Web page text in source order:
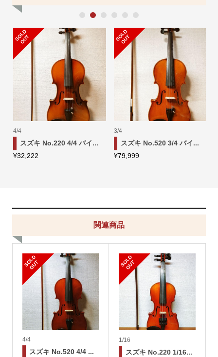
S
O
L
D
O
U
T
4/4
スズキ No.220 4/4 バイ...
¥32,222
S
O
L
D
O
U
T
3/4
スズキ No.520 3/4 バイ...
¥79,999
1 2 3 4 5 6
関連商品
S
O
L
D
O
U
T
4/4
スズキ No.520 4/4 ...
S
O
L
D
O
U
T
1/16
スズキ No.220 1/16...